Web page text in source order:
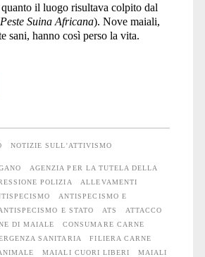
il luogo risultava colpito dal
Peste Suina Africana). Nove maiali,
sani, hanno così perso la vita.
NOTIZIE SULL'ATTIVISMO
AGENZIA PER LA TUTELA DELLA
POLIZIA
ALLEVAMENTI
ANTISPECISMO E
E STATO ATS
ATTACCO
DI MAIALE
CONSUMARE CARNE
SANITARIA
FILIERA CARNE
MAIALI CUORI LIBERI
MAIALI